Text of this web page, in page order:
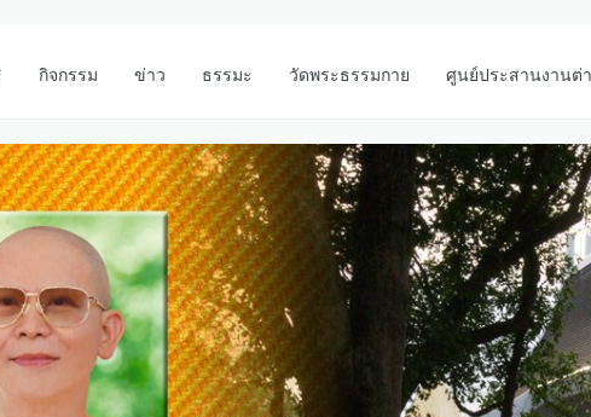
กิจกรรม ข่าว ธรรมะ วัดพระธรรมกาย
ศูนย์ประสานงานต่